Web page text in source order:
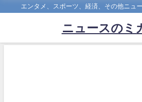
エンタメ、スポーツ、経済、その他ニュ
ニュースのミ